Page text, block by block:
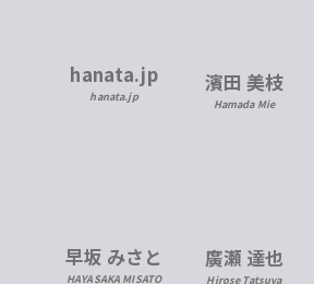
hanata.jp
hanata.jp
濱田 美枝
Hamada Mie
早坂 みさと
HAYASAKA MISATO
廣瀬 達也
Hirose Tatsuya